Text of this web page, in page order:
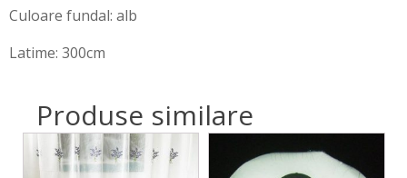
Culoare fundal: alb
Latime: 300cm
Produse similare